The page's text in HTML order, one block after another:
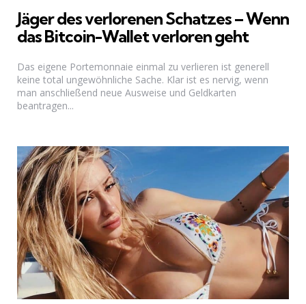
Jäger des verlorenen Schatzes – Wenn
das Bitcoin-Wallet verloren geht
Das eigene Portemonnaie einmal zu verlieren ist generell
keine total ungewöhnliche Sache. Klar ist es nervig, wenn
man anschließend neue Ausweise und Geldkarten
beantragen...